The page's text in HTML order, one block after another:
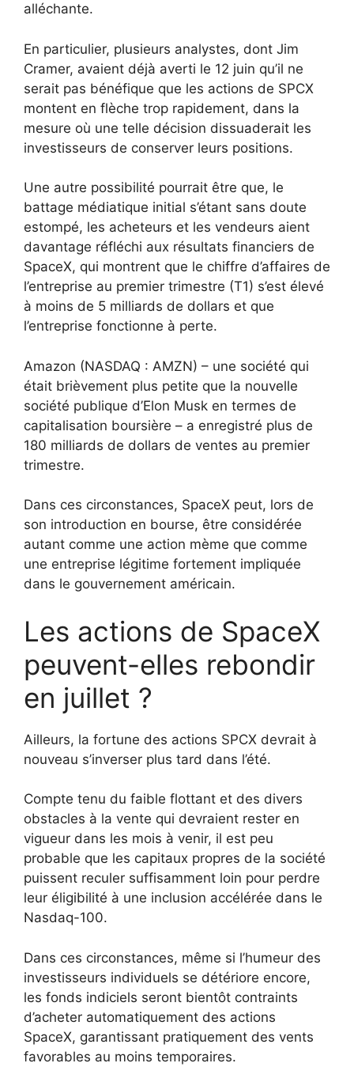
alléchante.
En particulier, plusieurs analystes, dont Jim
Cramer, avaient déjà averti le 12 juin qu’il ne
serait pas bénéfique que les actions de SPCX
montent en flèche trop rapidement, dans la
mesure où une telle décision dissuaderait les
investisseurs de conserver leurs positions.
Une autre possibilité pourrait être que, le
battage médiatique initial s’étant sans doute
estompé, les acheteurs et les vendeurs aient
davantage réfléchi aux résultats financiers de
SpaceX, qui montrent que le chiffre d’affaires de
l’entreprise au premier trimestre (T1) s’est élevé
à moins de 5 milliards de dollars et que
l’entreprise fonctionne à perte.
Amazon (NASDAQ : AMZN) – une société qui
était brièvement plus petite que la nouvelle
société publique d’Elon Musk en termes de
capitalisation boursière – a enregistré plus de
180 milliards de dollars de ventes au premier
trimestre.
Dans ces circonstances, SpaceX peut, lors de
son introduction en bourse, être considérée
autant comme une action mème que comme
une entreprise légitime fortement impliquée
dans le gouvernement américain.
Les actions de SpaceX
peuvent-elles rebondir
en juillet ?
Ailleurs, la fortune des actions SPCX devrait à
nouveau s’inverser plus tard dans l’été.
Compte tenu du faible flottant et des divers
obstacles à la vente qui devraient rester en
vigueur dans les mois à venir, il est peu
probable que les capitaux propres de la société
puissent reculer suffisamment loin pour perdre
leur éligibilité à une inclusion accélérée dans le
Nasdaq-100.
Dans ces circonstances, même si l’humeur des
investisseurs individuels se détériore encore,
les fonds indiciels seront bientôt contraints
d’acheter automatiquement des actions
SpaceX, garantissant pratiquement des vents
favorables au moins temporaires.